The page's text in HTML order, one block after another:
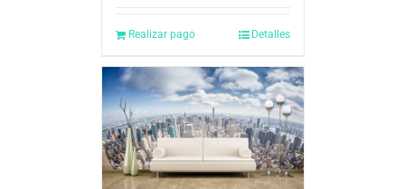
Realizar pago Detalles